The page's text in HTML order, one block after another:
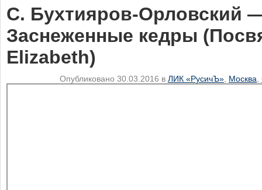
С. Бухтияров-Орловский
Заснеженные кедры
Elizabeth)
Опубликовано 30.03.2016 в ЛИК «РусичЪ» Москва